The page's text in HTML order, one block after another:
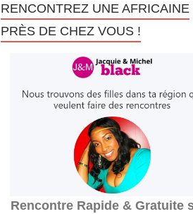
RENCONTREZ UNE AFRICAINE
PRÈS DE CHEZ VOUS !
Rencontre Rapide & Gratuite